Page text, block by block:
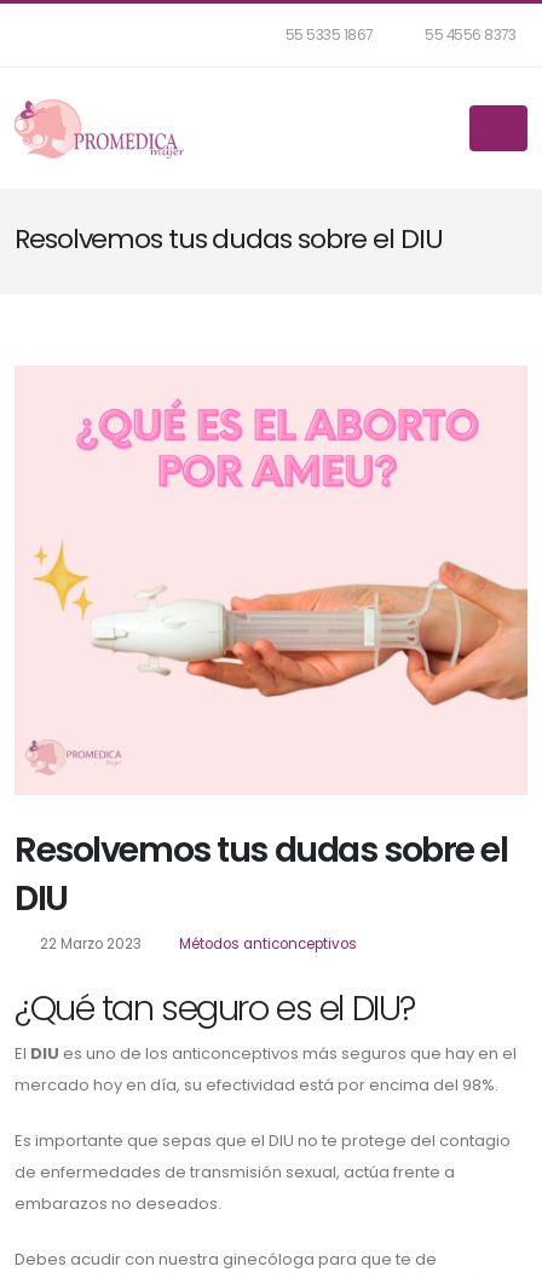
55 5335 1867 55 4556 8373
Resolvemos tus dudas sobre el DIU
Resolvemos tus dudas sobre el
DIU
22 Marzo 2023 Métodos anticonceptivos
¿Qué tan seguro es el DIU?
El DIU es uno de los anticonceptivos más seguros que hay en el
mercado hoy en día, su efectividad está por encima del 98%.
Es importante que sepas que el DIU no te protege del contagio
de enfermedades de transmisión sexual, actúa frente a
embarazos no deseados.
Debes acudir con nuestra ginecóloga para que te de